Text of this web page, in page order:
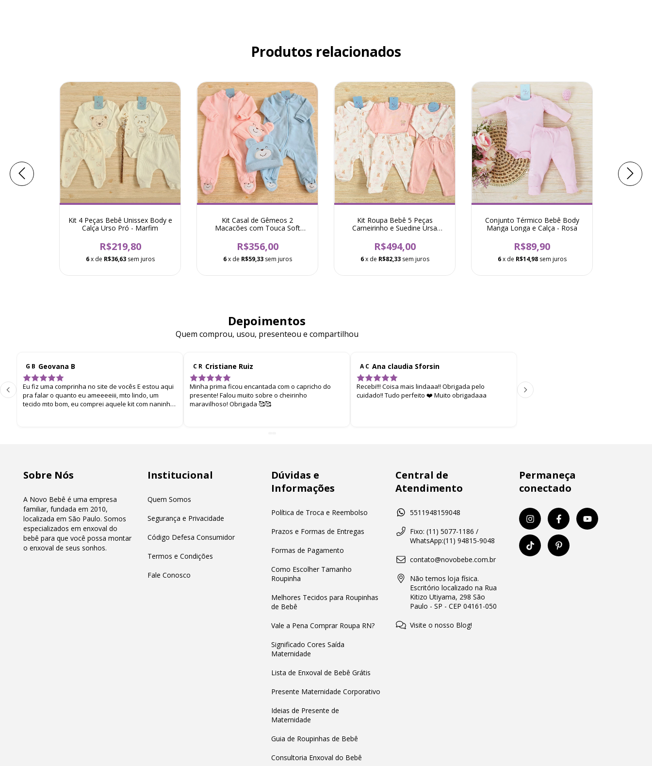
Produtos relacionados
Kit 4 Peças Bebê Unissex Body e
Calça Urso Pró - Marfim
R$219,80
6 x de R$36,63 sem juros
Kit Casal de Gêmeos 2
Macacões com Touca Soft
R$356,00
6 x de R$59,33 sem juros
Kit Roupa Bebê 5 Peças
Carneirinho e Suedine Ursa
R$494,00
6 x de R$82,33 sem juros
Conjunto Térmico Bebê Body
Manga Longa e Calça - Rosa
R$89,90
6 x de R$14,98 sem juros
Depoimentos
Quem comprou, usou, presenteou e compartilhou
G B Geovana B
Eu fiz uma comprinha no site de vocês E estou aqui
pra falar o quanto eu ameeeeiii, mto lindo, um
tecido mto bom, eu comprei aquele kit com naninha,
C R Cristiane Ruiz
Minha prima ficou encantada com o capricho do
presente! Falou muito sobre o cheirinho
maravilhoso! Obrigada 🥰🥰
A C Ana claudia Sforsin
Recebi!!! Coisa mais lindaaa!! Obrigada pelo
cuidado!! Tudo perfeito ❤️ Muito obrigadaaa
Sobre Nós
A Novo Bebê é uma empresa
familiar, fundada em 2010,
localizada em São Paulo. Somos
especializados em enxoval do
bebê para que você possa montar
o enxoval de seus sonhos.
Institucional
Quem Somos
Segurança e Privacidade
Código Defesa Consumidor
Termos e Condições
Fale Conosco
Dúvidas e
Informações
Política de Troca e Reembolso
Prazos e Formas de Entregas
Formas de Pagamento
Como Escolher Tamanho
Roupinha
Melhores Tecidos para Roupinhas
de Bebê
Vale a Pena Comprar Roupa RN?
Significado Cores Saída
Maternidade
Lista de Enxoval de Bebê Grátis
Presente Maternidade Corporativo
Ideias de Presente de
Maternidade
Guia de Roupinhas de Bebê
Consultoria Enxoval do Bebê
Central de
Atendimento
5511948159048
Fixo: (11) 5077-1186 /
WhatsApp:(11) 94815-9048
contato@novobebe.com.br
Não temos loja física.
Escritório localizado na Rua
Kitizo Utiyama, 298 São
Paulo - SP - CEP 04161-050
Visite o nosso Blog!
Permaneça
conectado